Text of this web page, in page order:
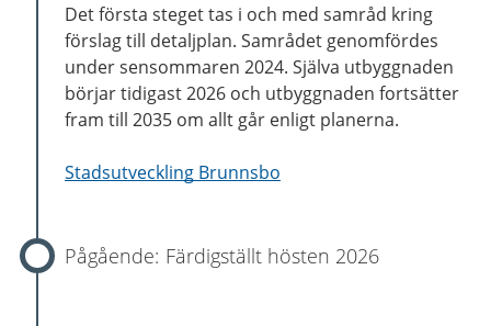
Det första steget tas i och med samråd kring
förslag till detaljplan. Samrådet genomfördes
under sensommaren 2024. Själva utbyggnaden
börjar tidigast 2026 och utbyggnaden fortsätter
fram till 2035 om allt går enligt planerna.
Stadsutveckling Brunnsbo
Färdigställt hösten 2026